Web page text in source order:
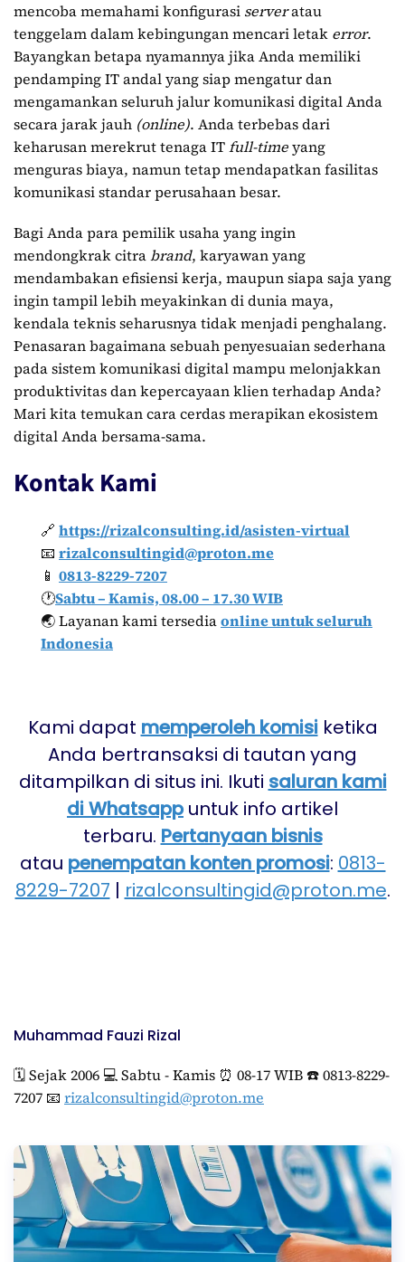
mencoba memahami konfigurasi serveratau
tenggelam dalam kebingungan mencari letak error.
Bayangkan betapa nyamannya jika Anda memiliki
pendamping IT andal yang siap mengatur dan
mengamankan seluruh jalur komunikasi digital Anda
secara jarak jauh (online). Anda terbebas dari
keharusan merekrut tenaga ITfull-timeyang
menguras biaya, namun tetap mendapatkan fasilitas
komunikasi standar perusahaan besar.
Bagi Anda para pemilik usaha yang ingin
mendongkrak citrabrand, karyawan yang
mendambakan efisiensi kerja, maupun siapa saja yang
ingin tampil lebih meyakinkan di dunia maya,
kendala teknis seharusnya tidak menjadi penghalang.
Penasaran bagaimana sebuah penyesuaian sederhana
pada sistem komunikasi digital mampu melonjakkan
produktivitas dan kepercayaan klien terhadap Anda?
Mari kita temukan cara cerdas merapikan ekosistem
digital Anda bersama-sama.
Kontak Kami
🔗 https://rizalconsulting.id/asisten-virtual
📧 rizalconsultingid@proton.me
📱 0813-8229-7207
🕐Sabtu – Kamis, 08.00 – 17.30 WIB
🌏 Layanan kami tersediaonline untuk seluruh
Indonesia
Kami dapat memperoleh komisiketika
Anda bertransaksi di tautan yang
ditampilkan di situs ini. Ikuti saluran kami
di Whatsapp untuk info artikel
terbaru. Pertanyaan bisnis
atau penempatan konten promosi: 0813-
8229-7207 | rizalconsultingid@proton.me.
Muhammad Fauzi Rizal
🗓️ Sejak 2006 💻 Sabtu - Kamis ⏰ 08-17 WIB ☎️ 0813-8229-
7207 📧 rizalconsultingid@proton.me